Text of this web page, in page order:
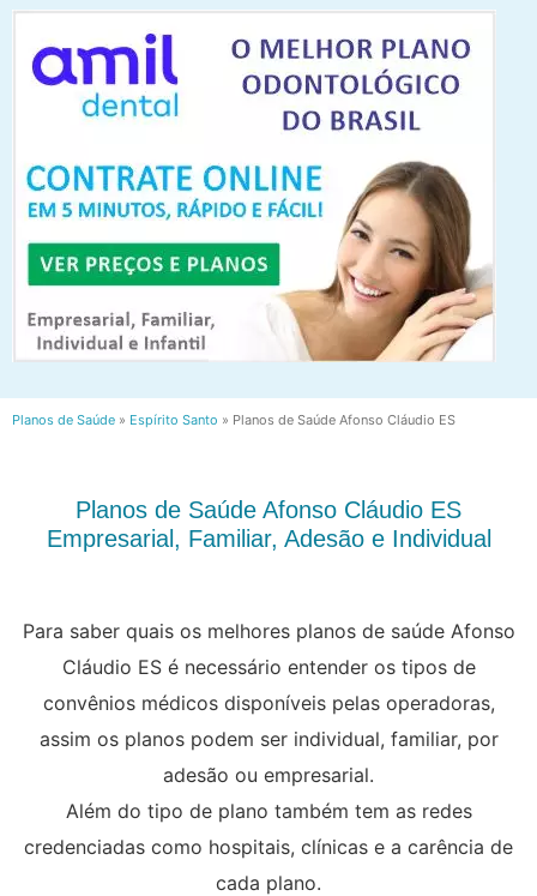
Planos de Saúde » Espírito Santo » Planos de Saúde Afonso Cláudio ES
Planos de Saúde Afonso Cláudio ES
Empresarial, Familiar, Adesão e Individual
Para saber quais os melhores planos de saúde Afonso
Cláudio ES é necessário entender os tipos de
convênios médicos disponíveis pelas operadoras,
assim os planos podem ser individual, familiar, por
adesão ou empresarial.
Além do tipo de plano também tem as redes
credenciadas como hospitais, clínicas e a carência de
cada plano.